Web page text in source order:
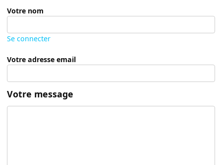
Votre nom
Se connecter
Votre adresse email
Votre message